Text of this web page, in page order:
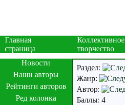
Главная
страница
Коллективное
творчество
Новости
Наши авторы
Рейтинги авторов
Ред колонка
Раздел:
Жанр:
Автор:
Баллы: 4